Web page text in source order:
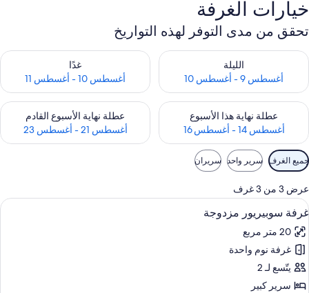
خيارات الغرفة
تحقق من مدى التوفر لهذه التواريخ
الليلة
أغسطس 9 - أغسطس 10
تحقق من مدى التوفر لليلة للفترة أغسطس 9 - أغسطس 10
غدًا
أغسطس 10 - أغسطس 11
تحقق من مدى التوفر لغد للفترة أغسطس
عطلة نهاية هذا الأسبوع
أغسطس 14 - أغسطس 16
تحقق من مدى التوفر لعطلة نهاية هذا الأسبوع للفترة أغسطس 14 - أغسطس 16
عطلة نهاية الأسبوع القادم
أغسطس 21 - أغسطس 23
تحقق من مدى التوفر لعطلة نهاية
عوامل
التصفية
المتاحة
للغرف
جميع الغرف سرير واحد سريران
عرض 3 من 3 غرف
استعراض
جميع
صور
غرفة
سوبيريور
مزدوجة
خزنة داخل الغرفة وستائر تعتيم
15
غرفة سوبيريور مزدوجة
20 متر مربع
غرفة نوم واحدة
يتّسع لـ 2
سرير كبير